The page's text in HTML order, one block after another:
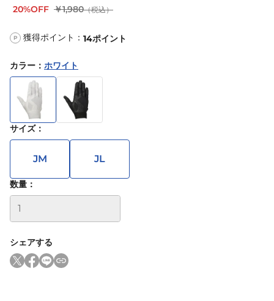
20%OFF ￥1,980（税込）
P 獲得ポイント： 14ポイント
カラー ： ホワイト
サイズ：
JM JL
数量：
シェアする